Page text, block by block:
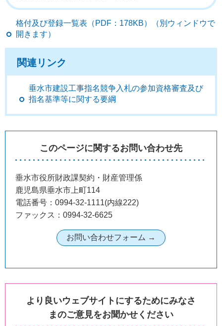
格付及び登録一覧表（PDF：178KB）（別ウィンドウで
開きます）
関連リンク
垂水市建設工事指名競争入札の参加資格審査及び
指名基準等に関する要綱
このページに関するお問い合わせ先
垂水市役所財政課契約・財産管理係
鹿児島県垂水市上町114
電話番号：0994-32-1111(内線222)
ファックス：0994-32-6625
より良いウェブサイトにするためにみなさ
まのご意見をお聞かせください